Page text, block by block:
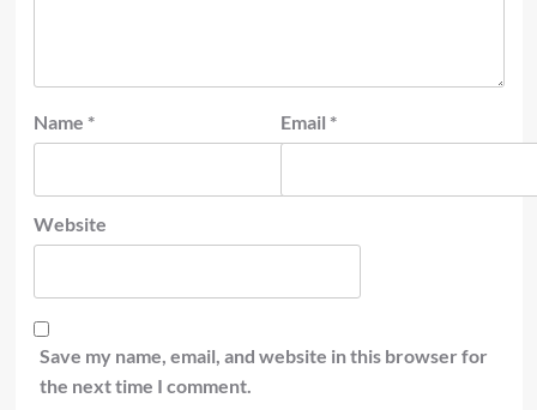
Name * Email *
Website
Save my name, email, and website in this browser for
the next time I comment.